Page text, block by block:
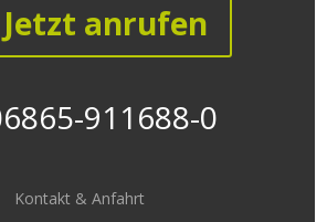
Jetzt anrufen
911688-0
Kontakt & Anfahrt